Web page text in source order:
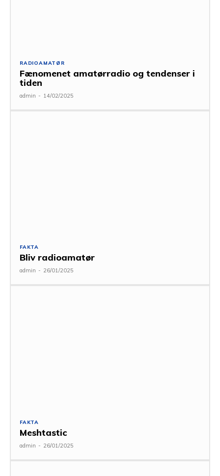
RADIOAMATØR
Fænomenet amatørradio og tendenser i
tiden
admin - 14/02/2025
FAKTA
Bliv radioamatør
admin - 26/01/2025
FAKTA
Meshtastic
admin - 26/01/2025